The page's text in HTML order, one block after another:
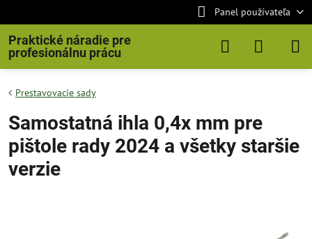
Panel používateľa
Praktické náradie pre
profesionálnu prácu
Prestavovacie sady
Samostatná ihla 0,4x mm pre
pištole rady 2024 a všetky staršie
verzie